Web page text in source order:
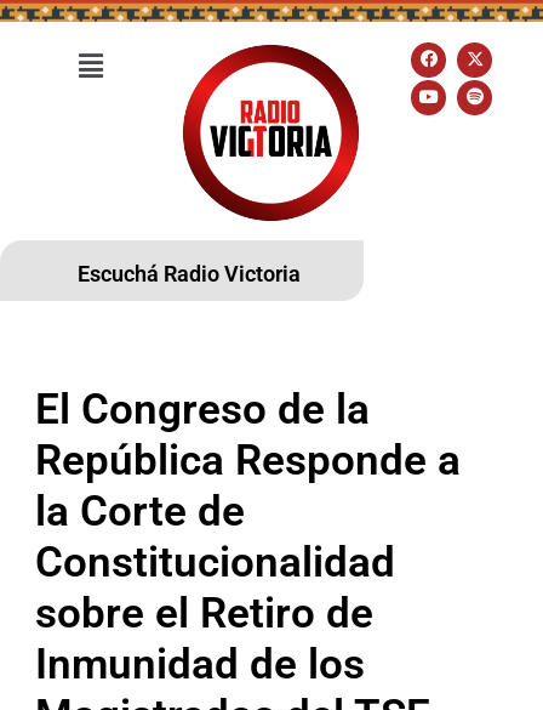
Escuchá Radio Victoria
El Congreso de la
República Responde a
la Corte de
Constitucionalidad
sobre el Retiro de
Inmunidad de los